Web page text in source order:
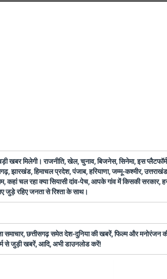
खबर मिलेगी। राजनीति, खेल, चुनाव, बिजनेस, सिनेमा, इस
झारखंड, हिमाचल प्रदेश, पंजाब, हरियाणा, जम्मू-कश्मीर,
कहां चल रहा क्या सियासी दांव-पेच, आपके गांव में किसकी
जुड़े रहिए जनता से रिश्ता के साथ।
छत्तीसगढ़ समेत देश-दुनिया की खबरें, फिल्म और मनोरंजन
से जुड़ी खबरें, आदि, अभी डाउनलोड करें!